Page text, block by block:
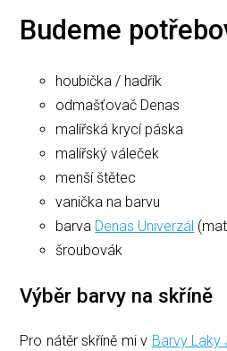
Budeme
houbička / hadřík
odmašťovač Denas
malířská krycí páska
malířský váleček
menší štětec
vanička na barvu
barva Denas Univerzál
šroubovák
Výběr barvy na skříně
Pro nátěr skříně mi v Barvy Laky